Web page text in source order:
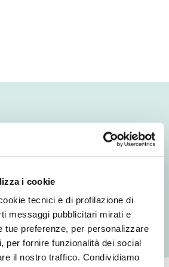
i cookie
tecnici e di profilazione di
messaggi pubblicitari mirati e
tue preferenze, per personalizzare
per fornire funzionalità dei social
il nostro traffico. Condividiamo
DI LA
O
PENIS